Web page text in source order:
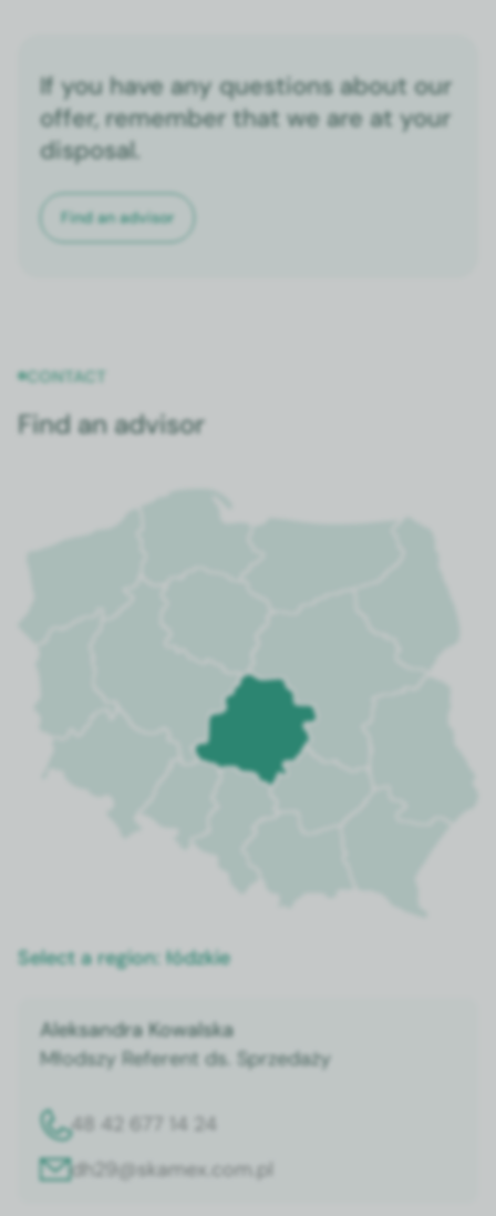
If you have any questions about our
offer, remember that we are at your
disposal.
Find an advi­sor
CON­TACT
Find an advisor
Select a region:łódzkie
Alek­san­dra Kowal­s­ka
Młod­szy Ref­er­ent ds. Sprzedaży
48 42 677 14 24
dh29@skamex.com.pl